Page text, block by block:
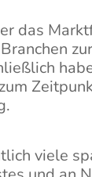
das
viele